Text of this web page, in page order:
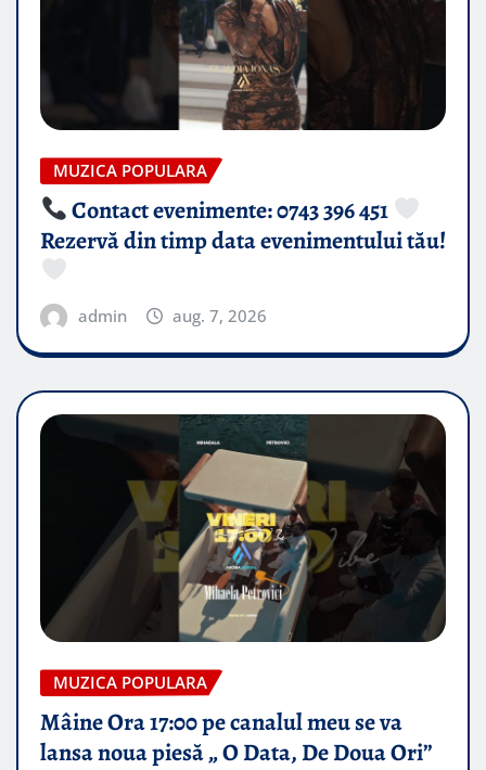
MUZICA POPULARA
Contact evenimente: 0743 396 451
Rezervă din timp data evenimentului tău!
admin aug. 7, 2026
MUZICA POPULARA
Mâine Ora 17:00 pe canalul meu se va
lansa noua piesă „ O Data, De Doua Ori”